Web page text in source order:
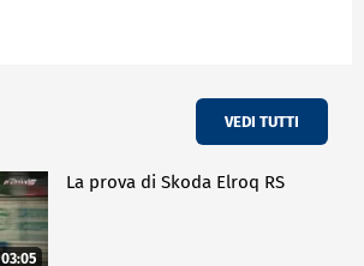
VEDI TUTTI
03:05
La prova di Skoda Elroq RS